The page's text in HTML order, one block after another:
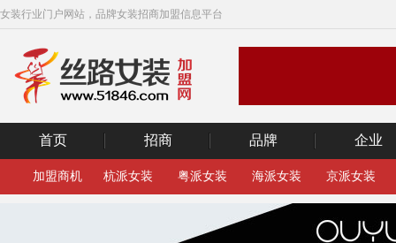
女装行业门户网站，品牌女装招商加盟信息平台
首页 招商 品牌 企业
加盟商机 杭派女装 粤派女装 海派女装 京派女装